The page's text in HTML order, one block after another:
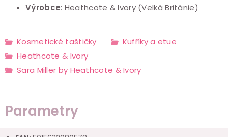
Výrobce: Heathcote & Ivory (Velká Británie)
Kosmetické taštičky
Kufříky a etue
Heathcote & Ivory
Sara Miller by Heathcote & Ivory
Parametry